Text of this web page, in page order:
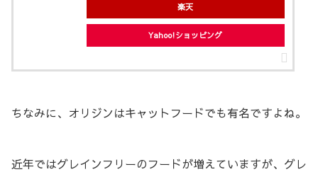
楽天
Yahoo!ショッピング
ちなみに、オリジンはキャットフードでも有名ですよね。
近年ではグレインフリーのフードが増えていますが、グレ